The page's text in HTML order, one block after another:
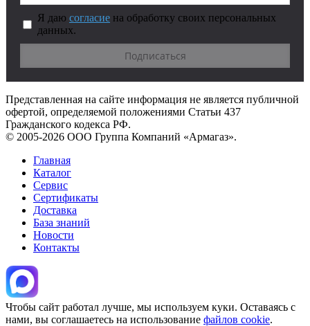
Я даю согласие на обработку своих персональных
данных.
Представленная на сайте информация не является публичной
офертой, определяемой положениями Статьи 437
Гражданского кодекса РФ.
© 2005-2026 ООО Группа Компаний «Армагаз».
Главная
Каталог
Сервис
Сертификаты
Доставка
База знаний
Новости
Контакты
Чтобы сайт работал лучше, мы используем куки. Оставаясь с
нами, вы соглашаетесь на использование файлов cookie.